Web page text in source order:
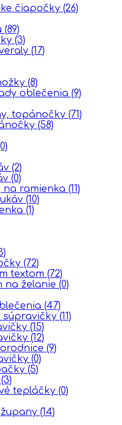
čiapočky (26)
(89)
(3)
(17)
(8)
oblečenia (9)
topánočky (71)
(58)
(2)
(0)
na ramienka (11)
(10)
(1)
(72)
textom (72)
na želanie (0)
(47)
súpravičky (11)
(15)
(12)
(9)
(0)
(5)
(3)
tepláčky (0)
(14)